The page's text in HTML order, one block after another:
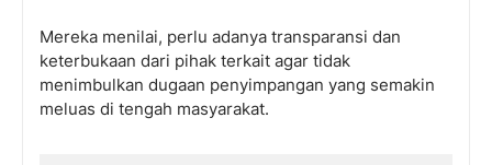
Mereka menilai, perlu adanya transparansi dan
keterbukaan dari pihak terkait agar tidak
menimbulkan dugaan penyimpangan yang semakin
meluas di tengah masyarakat.